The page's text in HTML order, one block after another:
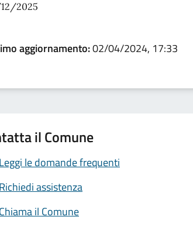
2025
aggiornamento:02/04/2024, 17:33
il Comune
le domande frequenti
assistenza
il Comune